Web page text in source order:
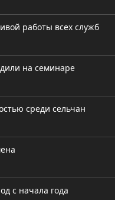
работы всех служб
на семинаре
среди сельчан
с начала года